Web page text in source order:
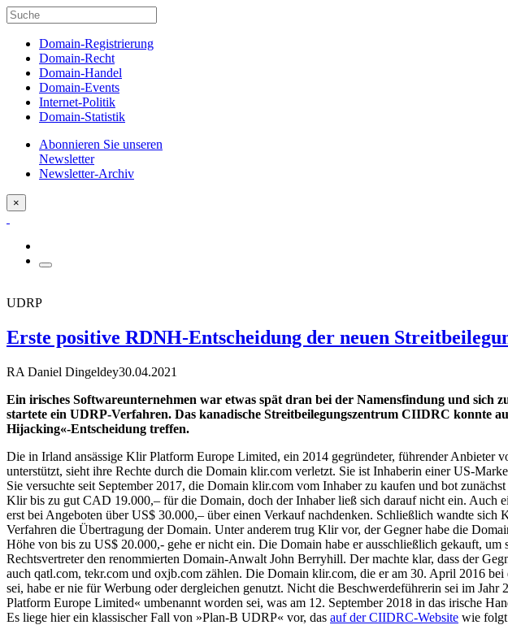
Domain-Registrierung
Domain-Recht
Domain-Handel
Domain-Events
Internet-Politik
Domain-Statistik
Abonnieren Sie unseren
Newsletter
Newsletter-Archiv
×
UDRP
Erste positive RDNH-Entscheidung der neuen
RA Daniel Dingeldey30.04.2021
Ein irisches Softwareunternehmen war etwas spät dran bei der Namensfindung und sich
startete ein UDRP-Verfahren. Das kanadische Streitbeilegungszentrum CIIDRC konnte
Hijacking«-Entscheidung treffen.
Die in Irland ansässige Klir Platform Europe Limited, ein 2014 gegründeter, führender Anbieter
unterstützt, sieht ihre Rechte durch die Domain klir.com verletzt. Sie ist Inhaberin einer US-
Sie versuchte seit September 2017, die Domain klir.com vom Inhaber zu kaufen und bot
Klir bis zu gut CAD 19.000,– für die Domain, doch der Inhaber ließ sich darauf nicht ein.
erst bei Angeboten über US$ 30.000,– über einen Verkauf nachdenken. Schließlich wandte
Verfahren die Übertragung der Domain. Unter anderem trug Klir vor, der Gegner habe die
Höhe von bis zu US$ 20.000,- gehe er nicht ein. Die Domain habe er ausschließlich gekauft,
Rechtsvertreter den renommierten Domain-Anwalt John Berryhill. Der machte klar, dass der
auch qatl.com, tekr.com und oxjb.com zählen. Die Domain klir.com, die er am 30. April 2016
sei, habe er nie für Werbung oder dergleichen genutzt. Nicht die Beschwerdeführerin sei im
Platform Europe Limited« umbenannt worden sei, was am 12. September 2018 in das irische
Es liege hier ein klassischer Fall von »Plan-B UDRP« vor, das auf der CIIDRC-Website wie folgt